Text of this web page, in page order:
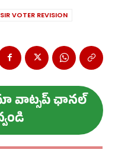
SIR VOTER REVISION
వాట్స‌ప్ ఛాన‌ల్